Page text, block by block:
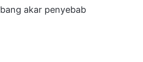
akar penyebab